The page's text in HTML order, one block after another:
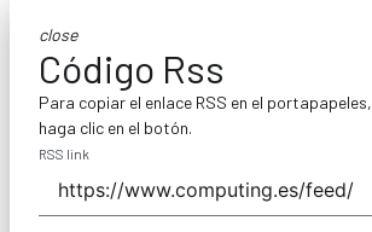
close
Código Rss
Para copiar el enlace RSS en el portapapeles,
haga clic en el botón.
RSS link